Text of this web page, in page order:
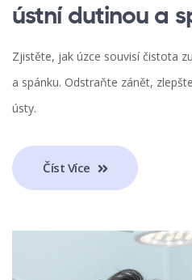
ústní dutinou a
Zjistěte, jak úzce souvisí čistota
a spánku. Odstraňte zánět,
ústy.
Číst Více